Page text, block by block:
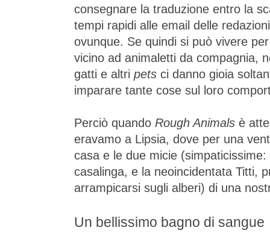
consegnare la traduzione entro la
tempi rapidi alle email delle
ovunque. Se quindi si può vivere
vicino ad animaletti da compagnia,
gatti e altri pets ci danno gioia
imparare tante cose sul loro
Perciò quando Rough Animals è
eravamo a Lipsia, dove per una
casa e le due micie
casalinga, e la neoincidentata Titti,
arrampicarsi sugli alberi) di una
Un bellissimo bagno di sangue